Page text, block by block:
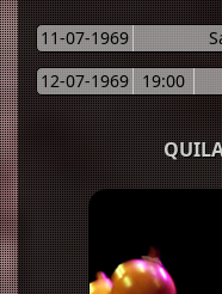
11-07-1969
12-07-1969
19:00